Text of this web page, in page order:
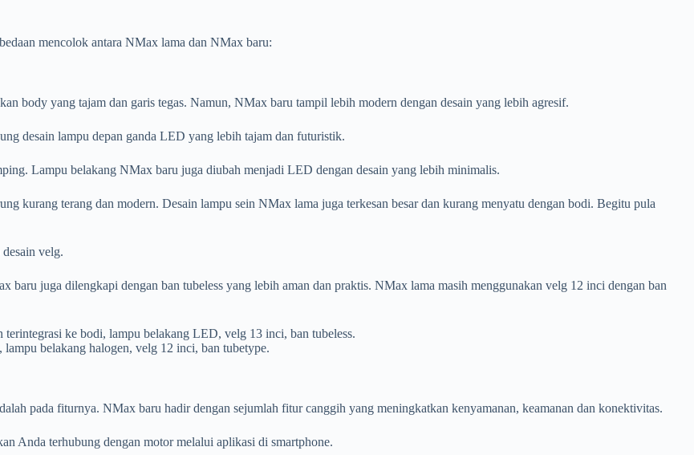
mencolok antara NMax lama dan NMax baru:
body yang tajam dan garis tegas. Namun, NMax baru tampil lebih modern dengan desain yang lebih agresif.
desain lampu depan ganda LED yang lebih tajam dan futuristik.
Lampu belakang NMax baru juga diubah menjadi LED dengan desain yang lebih minimalis.
kurang terang dan modern. Desain lampu sein NMax lama juga terkesan besar dan kurang menyatu dengan bodi. Begitu pula
velg.
juga dilengkapi dengan ban tubeless yang lebih aman dan praktis. NMax lama masih menggunakan velg 12 inci dengan ban
ke bodi, lampu belakang LED, velg 13 inci, ban tubeless.
belakang halogen, velg 12 inci, ban tubetype.
pada fiturnya. NMax baru hadir dengan sejumlah fitur canggih yang meningkatkan kenyamanan, keamanan dan konektivitas.
Anda terhubung dengan motor melalui aplikasi di smartphone.